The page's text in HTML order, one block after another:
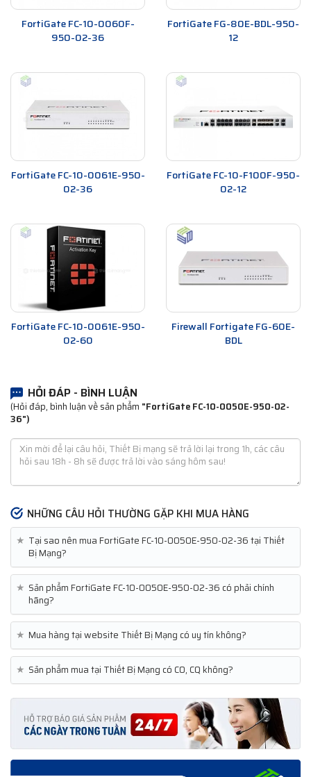
FortiGate FC-10-0060F-
950-02-36
FortiGate FG-80E-BDL-950-
12
FortiGate FC-10-0061E-950-
02-36
FortiGate FC-10-F100F-950-
02-12
FortiGate FC-10-0061E-950-
02-60
Firewall Fortigate FG-60E-
BDL
HỎI ĐÁP - BÌNH LUẬN
(Hỏi đáp, bình luận về sản phẩm "FortiGate FC-10-0050E-950-02-
36")
NHỮNG CÂU HỎI THƯỜNG GẶP KHI MUA HÀNG
★ Tại sao nên mua FortiGate FC-10-0050E-950-02-36 tại Thiết
Bị Mạng?
★ Sản phẩm FortiGate FC-10-0050E-950-02-36 có phải chính
hãng?
★ Mua hàng tại website Thiết Bị Mạng có uy tín không?
★ Sản phẩm mua tại Thiết Bị Mạng có CO, CQ không?